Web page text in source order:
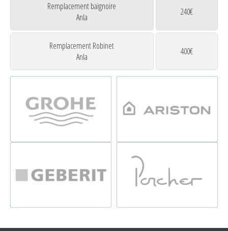
Remplacement baignoire
Anla
240€
Remplacement Robinet
Anla
400€